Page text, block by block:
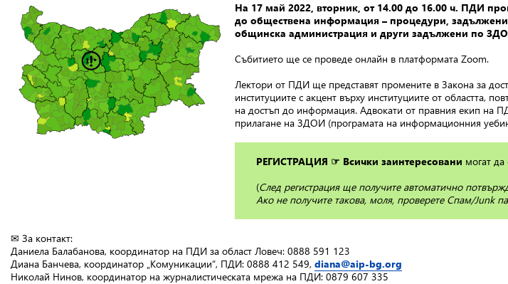
На 17 май 2022, вторник, от 14.00 до 16.00 ч. ПДИ
до обществена информация – процедури,
общинска администрация и други задължени по
Събитието ще се проведе онлайн в платформата Zoom.
Лектори от ПДИ ще представят промените в Закона за
институциите с акцент върху институциите от областта,
на достъп до информация. Адвокати от правния екип на
прилагане на ЗДОИ (програмата на информационния
РЕГИСТРАЦИЯ ☞ Всички заинтересовани могат да
(След регистрация ще получите автоматично
Ако не получите такова, моля, проверете Спам/Junk
✉ За контакт:
Даниела Балабанова, координатор на ПДИ за област Ловеч: 0888 591 123
Диана Банчева, координатор „Комуникации“, ПДИ: 0888 412 549, diana@aip-bg.org
Николай Нинов, координатор на журналистическата мрежа на ПДИ: 0879 607 335